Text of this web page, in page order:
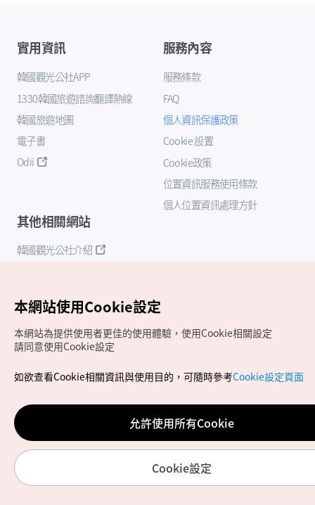
實用資訊
韓國觀光公社APP
1330韓國旅遊諮詢翻譯熱線
韓國旅遊地圖
電子書
Odii
服務內容
服務條款
FAQ
個人資訊保護政策
Cookie 設置
Cookie政策
位置資訊服務使用條款
個人位置資訊處理方針
其他相關網站
韓國觀光公社介紹
Copyrights (c) 韓國觀光公社版權所有
如有相關疑問或建議，歡迎來信至官方信箱
chinese_big5@knto.or.kr
本網站使用Cookie設定
本網站為提供使用者更佳的使用體驗，使用Cookie相關設定
請同意使用Cookie設定
如欲查看Cookie相關資訊與使用目的，可隨時參考Cookie設定頁面
允許使用所有Cookie
Cookie設定